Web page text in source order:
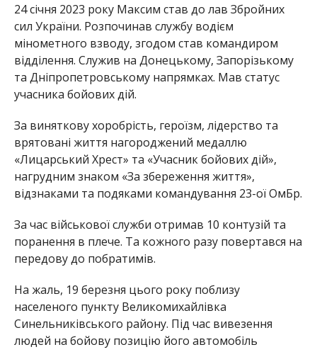
24 січня 2023 року Максим став до лав Збройних
сил України. Розпочинав службу водієм
мінометного взводу, згодом став командиром
відділення. Служив на Донецькому, Запорізькому
та Дніпропетровському напрямках. Мав статус
учасника бойових дій.
За виняткову хоробрість, героїзм, лідерство та
врятовані життя нагороджений медаллю
«Лицарський Хрест» та «Учасник бойових дій»,
нагрудним знаком «За збереження життя»,
відзнаками та подяками командування 23-ої ОмБр.
За час військової служби отримав 10 контузій та
поранення в плече. Та кожного разу повертався на
передову до побратимів.
На жаль, 19 березня цього року поблизу
населеного пункту Великомихайлівка
Синельниківського району. Під час вивезення
людей на бойову позицію його автомобіль